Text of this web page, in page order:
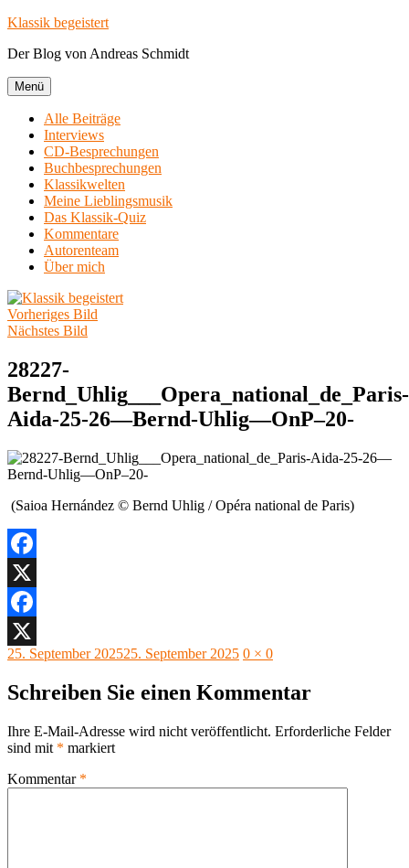
Zum
springen
Klassik begeistert
Der Blog von Andreas Schmidt
Menü
Alle Beiträge
Interviews
CD-Besprechungen
Buchbesprechungen
Klassikwelten
Meine Lieblingsmusik
Das Klassik-Quiz
Kommentare
Autorenteam
Über mich
Vorheriges Bild
Nächstes Bild
28227-
Bernd_Uhlig___Opera_national_de_Paris-
Aida-25-26—Bernd-Uhlig—OnP–20-
(Saioa Hernández © Bernd Uhlig / Opéra national de Paris)
Facebook
X
Facebook
X
Veröffentlicht
25. September 202525. September 2025 Originalgröße
0 × 0
Schreiben Sie einen Kommentar
Ihre E-Mail-Adresse wird nicht veröffentlicht. Erforderliche Felder
sind mit * markiert
Kommentar *